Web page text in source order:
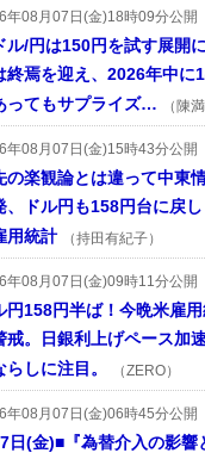
年08月07日(金)18時09分公開
ル/円は150円を試す展開
終焉を迎え、2026年中に
ってもサプライズ…
（陳
年08月07日(金)15時43分公開
の楽観論とは違って中東
、ドル円も158円台に戻
用統計
（持田有紀子）
年08月07日(金)09時11分公開
円158円半ば！今晩米雇
戒。日銀利上げペース加
らしに注目。
（ZERO）
年08月07日(金)06時45分公開
日(金)■『為替介入の影響